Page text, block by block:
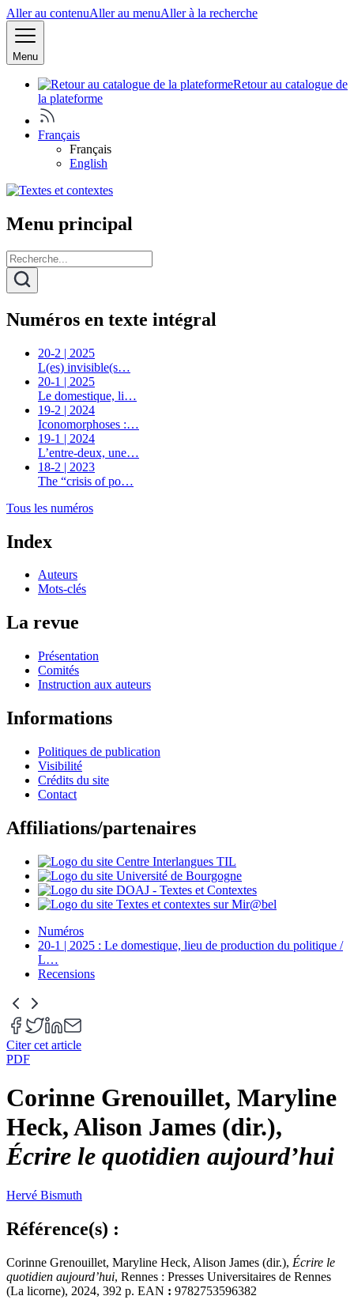
Aller au contenuAller au menuAller à la recherche
Menu
Retour au catalogue de
la plateforme
Français
Français
English
Menu principal
Numéros en texte intégral
20-2 | 2025
L(es) invisible(s…
20-1 | 2025
Le domestique, li…
19-2 | 2024
Iconomorphoses :…
19-1 | 2024
L’entre-deux, une…
18-2 | 2023
The “crisis of po…
Tous les numéros
Index
Auteurs
Mots-clés
La revue
Présentation
Comités
Instruction aux auteurs
Informations
Politiques de publication
Visibilité
Crédits du site
Contact
Affiliations/partenaires
Numéros
20-1 | 2025 : Le domestique, lieu de production du politique /
L…
Recensions
Citer cet article
PDF
Corinne Grenouillet, Maryline
Heck, Alison James (dir.),
Écrire le quotidien aujourd’hui
Hervé Bismuth
Référence(s) :
Corinne Grenouillet, Maryline Heck, Alison James (dir.), Écrire le
quotidien aujourd’hui, Rennes : Presses Universitaires de Rennes
(La licorne), 2024, 392 p. EAN : 9782753596382